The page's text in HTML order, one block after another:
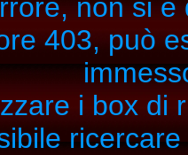
non si
403, può
i box di
ricercare